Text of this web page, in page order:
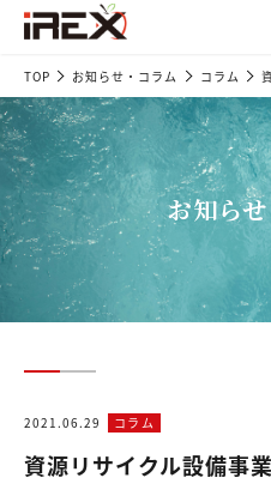
TOP お知らせ・コラム コラム
お知ら
2021.06.29 コラム
資源リサイクル設備事